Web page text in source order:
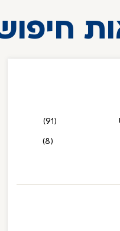
(91)
(8)